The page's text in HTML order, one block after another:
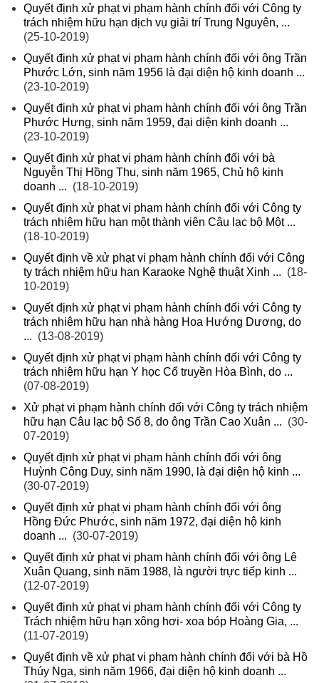
Quyết định xử phạt vi phạm hành chính đối với Công ty
trách nhiệm hữu hạn dịch vụ giải trí Trung Nguyên, ...
(25-10-2019)
Quyết định xử phạt vi phạm hành chính đối với ông Trần
Phước Lớn, sinh năm 1956 là đại diện hộ kinh doanh ...
(23-10-2019)
Quyết định xử phạt vi phạm hành chính đối với ông Trần
Phước Hưng, sinh năm 1959, đại diện kinh doanh ...
(23-10-2019)
Quyết định xử phạt vi phạm hành chính đối với bà
Nguyễn Thị Hồng Thu, sinh năm 1965, Chủ hộ kinh
doanh ... (18-10-2019)
Quyết định xử phạt vi phạm hành chính đối với Công ty
trách nhiệm hữu hạn một thành viên Câu lạc bộ Một ...
(18-10-2019)
Quyết định về xử phạt vi phạm hành chính đối với Công
ty trách nhiệm hữu hạn Karaoke Nghệ thuật Xinh ... (18-
10-2019)
Quyết định xử phạt vi phạm hành chính đối với Công ty
trách nhiệm hữu hạn nhà hàng Hoa Hướng Dương, do
... (13-08-2019)
Quyết định xử phạt vi phạm hành chính đối với Công ty
trách nhiệm hữu hạn Y học Cổ truyền Hòa Bình, do ...
(07-08-2019)
Xử phạt vi phạm hành chính đối với Công ty trách nhiệm
hữu hạn Câu lạc bộ Số 8, do ông Trần Cao Xuân ... (30-
07-2019)
Quyết định xử phạt vi phạm hành chính đối với ông
Huỳnh Công Duy, sinh năm 1990, là đại diện hộ kinh ...
(30-07-2019)
Quyết định xử phạt vi phạm hành chính đối với ông
Hồng Đức Phước, sinh năm 1972, đại diện hộ kinh
doanh ... (30-07-2019)
Quyết định xử phạt vi phạm hành chính đối với ông Lê
Xuân Quang, sinh năm 1988, là người trực tiếp kinh ...
(12-07-2019)
Quyết định xử phạt vi phạm hành chính đối với Công ty
Trách nhiệm hữu hạn xông hơi- xoa bóp Hoàng Gia, ...
(11-07-2019)
Quyết định về xử phạt vi phạm hành chính đối với bà Hồ
Thúy Nga, sinh năm 1966, đại diện hộ kinh doanh ...